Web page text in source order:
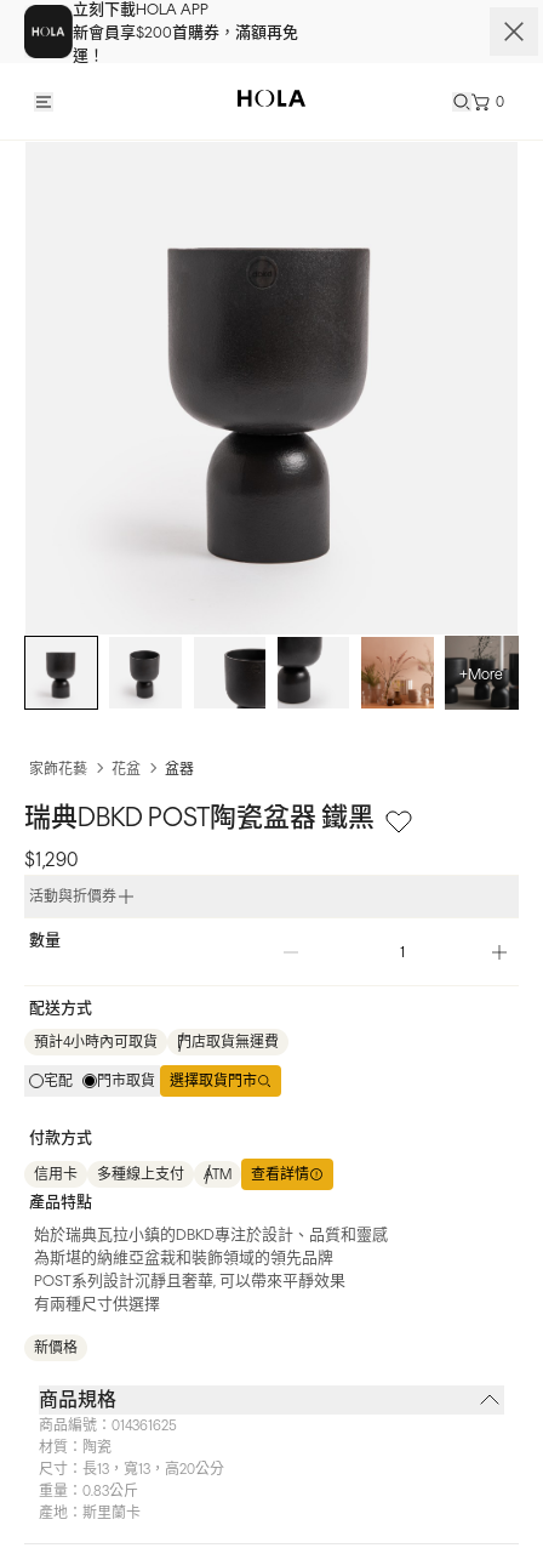
立刻下載HOLA APP
新會員享$200首購券，滿額再免
運！
0
+More
家飾花藝 花盆 盆器
瑞典DBKD POST陶瓷盆器 鐵黑
$1,290
活動與折價券
數量
配送方式
預計4小時內可取貨 門店取貨無運費
宅配 門市取貨 選擇取貨門市
付款方式
信用卡 多種線上支付 ATM 查看詳情
產品特點
始於瑞典瓦拉小鎮的DBKD專注於設計、品質和靈感
為斯堪的納維亞盆栽和裝飾領域的領先品牌
POST系列設計沉靜且奢華, 可以帶來平靜效果
有兩種尺寸供選擇
新價格
商品規格
商品編號： 014361625
材質： 陶瓷
尺寸： 長13，寬13，高20公分
重量： 0.83公斤
產地： 斯里蘭卡